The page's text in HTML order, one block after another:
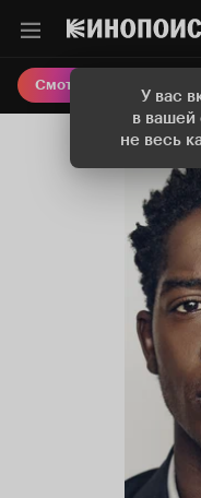
У вас
в вашей
не весь
Смотреть кино